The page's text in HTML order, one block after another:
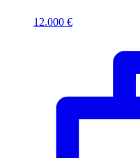
12.000 €